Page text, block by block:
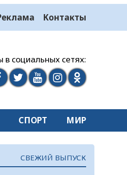
Контакты
в социальных сетях:
СПОРТ МИР
СВЕЖИЙ ВЫПУСК